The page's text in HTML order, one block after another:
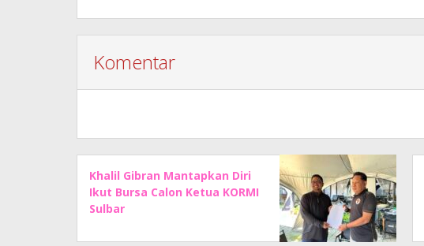
Komentar
Khalil Gibran Mantapkan Diri
Ikut Bursa Calon Ketua KORMI
Sulbar